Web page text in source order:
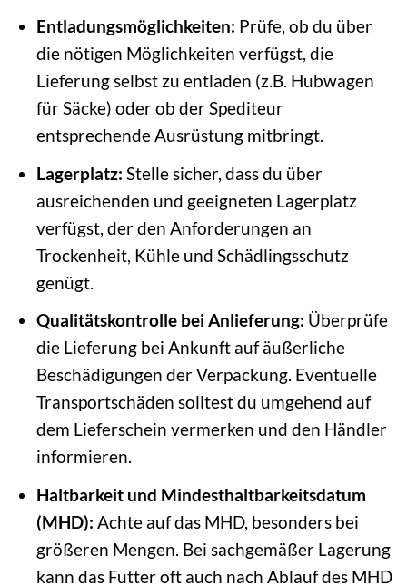
Entladungsmöglichkeiten: Prüfe, ob du über
die nötigen Möglichkeiten verfügst, die
Lieferung selbst zu entladen (z.B. Hubwagen
für Säcke) oder ob der Spediteur
entsprechende Ausrüstung mitbringt.
Lagerplatz: Stelle sicher, dass du über
ausreichenden und geeigneten Lagerplatz
verfügst, der den Anforderungen an
Trockenheit, Kühle und Schädlingsschutz
genügt.
Qualitätskontrolle bei Anlieferung: Überprüfe
die Lieferung bei Ankunft auf äußerliche
Beschädigungen der Verpackung. Eventuelle
Transportschäden solltest du umgehend auf
dem Lieferschein vermerken und den Händler
informieren.
Haltbarkeit und Mindesthaltbarkeitsdatum
(MHD): Achte auf das MHD, besonders bei
größeren Mengen. Bei sachgemäßer Lagerung
kann das Futter oft auch nach Ablauf des MHD